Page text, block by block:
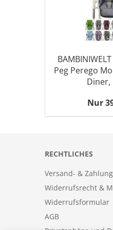
Peg Perego
Diner,
Nur
RECHTLICHES
Versand- &
Widerrufsrecht &
Widerrufsformular
AGB